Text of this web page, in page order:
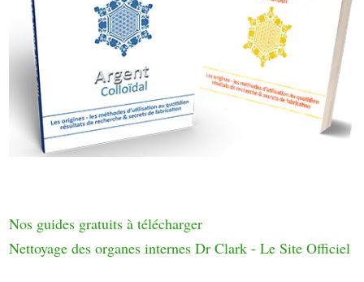
Nos guides gratuits à télécharger
Nettoyage des organes internes Dr Clark - Le Site Officiel